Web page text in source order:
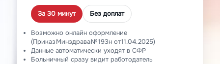
За 30 минут Без доплат
Возможно онлайн оформление
(Приказ Минздрава № 193н от 11.04.2025)
Данные автоматически уходят в СФР
Больничный сразу видит работодатель